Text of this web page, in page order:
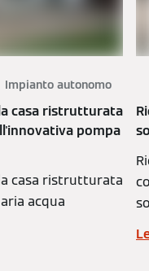
Impianto autonomo
casa ristrutturata
pompa
casa ristrutturata
acqua